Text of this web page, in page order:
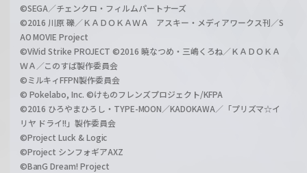
©SEGA／チェンクロ・フィルムパートナーズ
©2016 川原 礫／ＫＡＤＯＫＡＷＡ アスキー・メディアワークス刊／S
AO MOVIE Project
©ViVid Strike PROJECT ©2016 暁なつめ・三嶋くろね／ＫＡＤＯＫＡ
ＷＡ／このすば製作委員会
©ミルキィFFPN製作委員会
© Pokelabo, Inc. ©けものフレンズプロジェクト/KFPA
©2016 ひろやまひろし・TYPE-MOON／KADOKAWA／「プリズマ☆イ
リヤ ドライ!!」製作委員会
©Project Luck & Logic
©Project シンフォギアAXZ
©BanG Dream! Project